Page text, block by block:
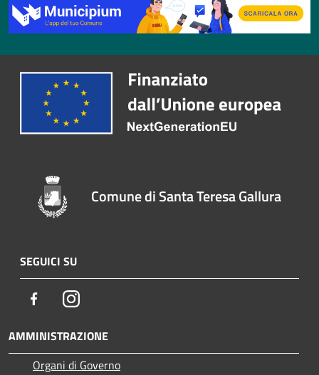
Comune di Santa Teresa Gallura
SEGUICI SU
FacebookInstagram
AMMINISTRAZIONE
Organi di Governo